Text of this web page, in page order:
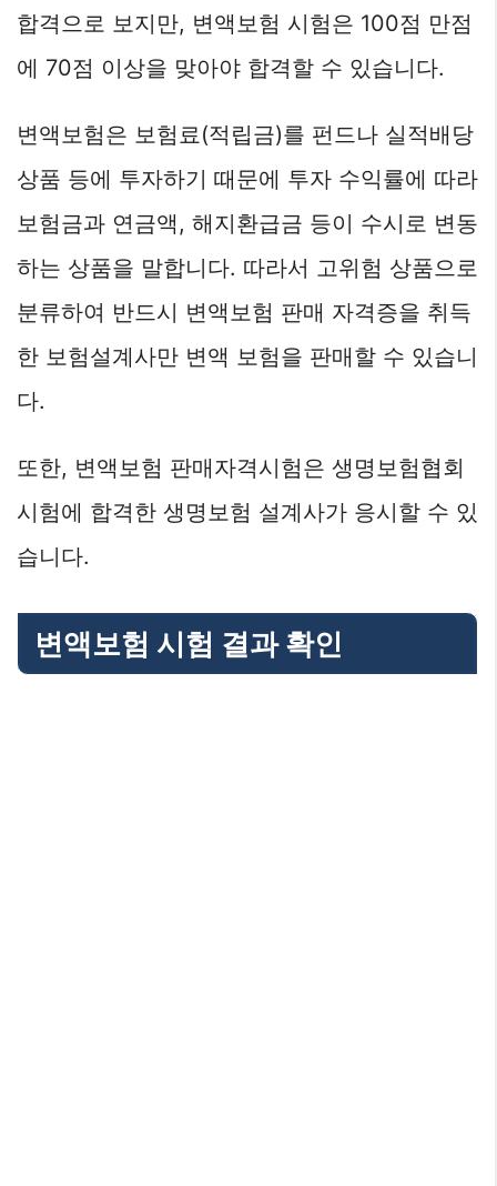
합격으로 보지만, 변액보험 시험은 100점 만점
에 70점 이상을 맞아야 합격할 수 있습니다.
변액보험은 보험료(적립금)를 펀드나 실적배당
상품 등에 투자하기 때문에 투자 수익률에 따라
보험금과 연금액, 해지환급금 등이 수시로 변동
하는 상품을 말합니다. 따라서 고위험 상품으로
분류하여 반드시 변액보험 판매 자격증을 취득
한 보험설계사만 변액 보험을 판매할 수 있습니
다.
또한, 변액보험 판매자격시험은 생명보험협회
시험에 합격한 생명보험 설계사가 응시할 수 있
습니다.
변액보험 시험 결과 확인